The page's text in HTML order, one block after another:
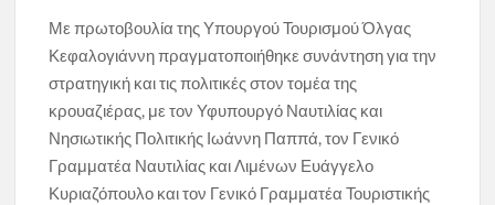
Με πρωτοβουλία της Υπουργού Τουρισμού Όλγας
Κεφαλογιάννη πραγματοποιήθηκε συνάντηση για την
στρατηγική και τις πολιτικές στον τομέα της
κρουαζιέρας, με τον Υφυπουργό Ναυτιλίας και
Νησιωτικής Πολιτικής Ιωάννη Παππά, τον Γενικό
Γραμματέα Ναυτιλίας και Λιμένων Ευάγγελο
Κυριαζόπουλο και τον Γενικό Γραμματέα Τουριστικής